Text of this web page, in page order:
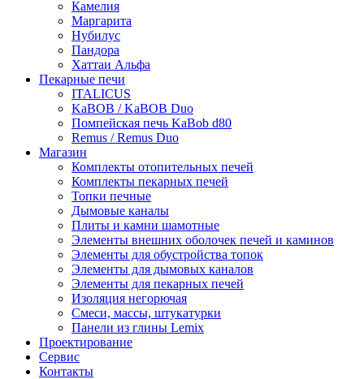
Камелия
Маргарита
Нубилус
Пандора
Хаттаи Альфа
Пекарные печи
ITALICUS
KaBOB / KaBOB Duo
Помпейская печь KaBob d80
Remus / Remus Duo
Магазин
Комплекты отопительных печей
Комплекты пекарных печей
Топки печные
Дымовые каналы
Плиты и камни шамотные
Элементы внешних оболочек печей и каминов
Элементы для обустройства топок
Элементы для дымовых каналов
Элементы для пекарных печей
Изоляция негорючая
Смеси, массы, штукатурки
Панели из глины Lemix
Проектирование
Сервис
Контакты